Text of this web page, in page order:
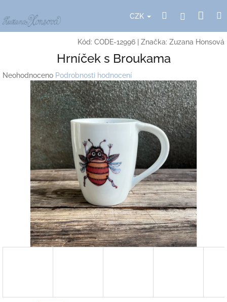
na
obsah
CZK HledatPřihlášení
Kód: CODE-12996 Značka: Zuzana Honsová
Hrníček s Broukama
Průměrné
hodnocení
produktu
hvězdiček.
Neohodnoceno Podrobnosti hodnocení